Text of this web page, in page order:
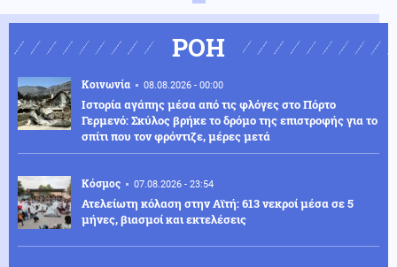
ΡΟΗ
Κοινωνία 08.08.2026 - 00:00
Ιστορία αγάπης μέσα από τις φλόγες στο Πόρτο
Γερμενό: Σκύλος βρήκε το δρόμο της επιστροφής για το
σπίτι που τον φρόντιζε, μέρες μετά
Κόσμος 07.08.2026 - 23:54
Ατελείωτη κόλαση στην Αϊτή: 613 νεκροί μέσα σε 5
μήνες, βιασμοί και εκτελέσεις